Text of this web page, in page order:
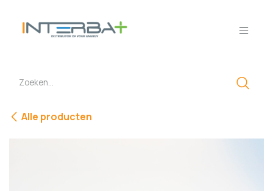
Alle producten